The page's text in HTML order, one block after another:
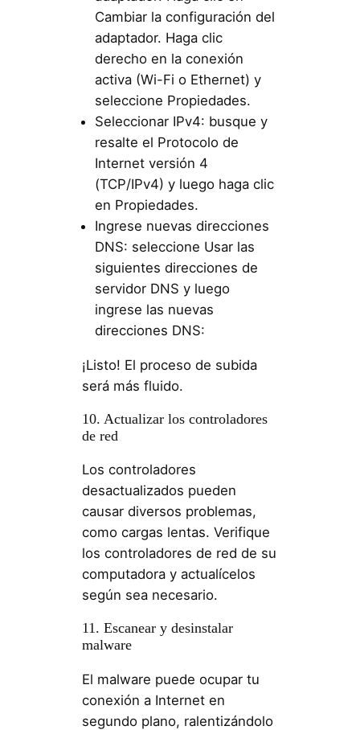
Cambiar la configuración del
adaptador. Haga clic
derecho en la conexión
activa (Wi-Fi o Ethernet) y
seleccione Propiedades.
Seleccionar IPv4: busque y
resalte el Protocolo de
Internet versión 4
(TCP/IPv4) y luego haga clic
en Propiedades.
Ingrese nuevas direcciones
DNS: seleccione Usar las
siguientes direcciones de
servidor DNS y luego
ingrese las nuevas
direcciones DNS:
¡Listo! El proceso de subida
será más fluido.
10. Actualizar los controladores
de red
Los controladores
desactualizados pueden
causar diversos problemas,
como cargas lentas. Verifique
los controladores de red de su
computadora y actualícelos
según sea necesario.
11. Escanear y desinstalar
malware
El malware puede ocupar tu
conexión a Internet en
segundo plano, ralentizándolo